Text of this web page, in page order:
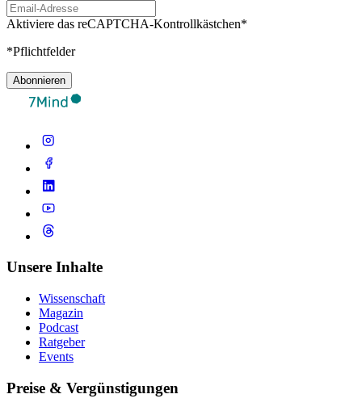
Aktiviere das reCAPTCHA-Kontrollkästchen*
*Pflichtfelder
Abonnieren
Unsere Inhalte
Wissenschaft
Magazin
Podcast
Ratgeber
Events
Preise & Vergünstigungen